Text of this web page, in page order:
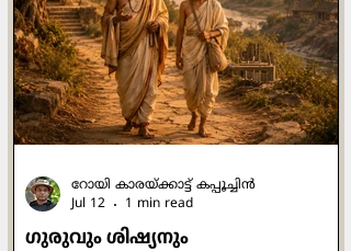
പിന്‍വലിയുന്നു അല്ലെങ്കില്‍
ഉള്‍വലിയുന്നു എന്നതാണ് ദാമ്പത്യം
നേരിടുന്ന ഏറ്റവും വലിയ വെല്ലുവിളി.
വളരെ ഉന്‍മേഷത്തോടെ പോയിരുന്ന
ബന്ധത്തില്‍ മെല്ലെ മ
ഗുരുവും ശിഷ്യനും
റോയി കാരയ്ക്കാട്ട് കപ്പൂച്ചിൻ
Jul 12
1 min read